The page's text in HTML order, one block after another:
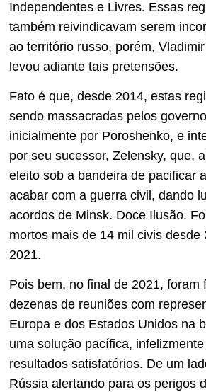
Independentes e Livres. Essas
também reivindicavam serem
ao território russo, porém,
levou adiante tais pretensões.
Fato é que, desde 2014, estas
sendo massacradas pelos
inicialmente por Poroshenko, e
por seu sucessor, Zelensky, que,
eleito sob a bandeira de pacificar
acabar com a guerra civil, dando
acordos de Minsk. Doce Ilusão.
mortos mais de 14 mil civis desde
2021.
Pois bem, no final de 2021, foram
dezenas de reuniões com
Europa e dos Estados Unidos na
uma solução pacífica,
resultados satisfatórios. De um
Rússia alertando para os perigos